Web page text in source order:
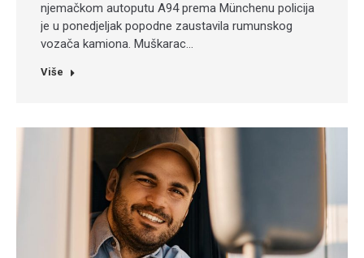
njemačkom autoputu A94 prema Münchenu policija
je u ponedjeljak popodne zaustavila rumunskog
vozača kamiona. Muškarac…
Više